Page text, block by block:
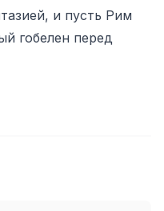
и пусть Рим
гобелен перед